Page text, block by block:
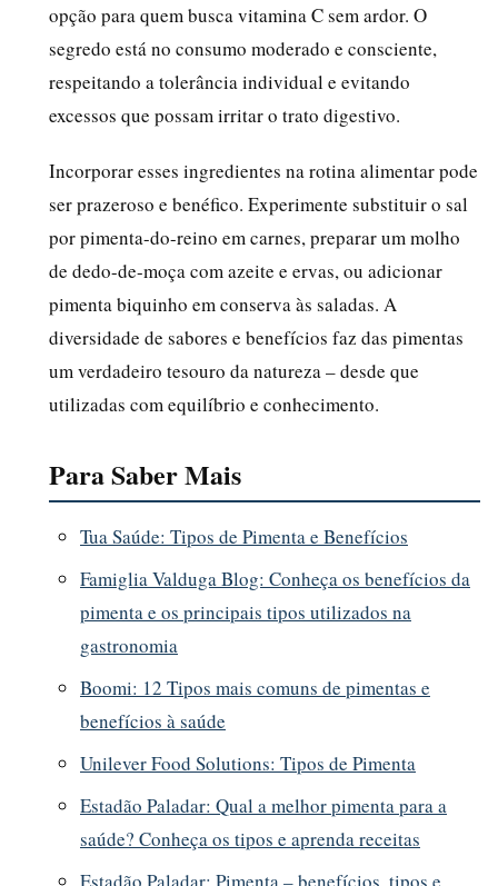
opção para quem busca vitamina C sem ardor. O
segredo está no consumo moderado e consciente,
respeitando a tolerância individual e evitando
excessos que possam irritar o trato digestivo.
Incorporar esses ingredientes na rotina alimentar pode
ser prazeroso e benéfico. Experimente substituir o sal
por pimenta-do-reino em carnes, preparar um molho
de dedo-de-moça com azeite e ervas, ou adicionar
pimenta biquinho em conserva às saladas. A
diversidade de sabores e benefícios faz das pimentas
um verdadeiro tesouro da natureza – desde que
utilizadas com equilíbrio e conhecimento.
Para Saber Mais
Tua Saúde: Tipos de Pimenta e Benefícios
Famiglia Valduga Blog: Conheça os benefícios da
pimenta e os principais tipos utilizados na
gastronomia
Boomi: 12 Tipos mais comuns de pimentas e
benefícios à saúde
Unilever Food Solutions: Tipos de Pimenta
Estadão Paladar: Qual a melhor pimenta para a
saúde? Conheça os tipos e aprenda receitas
Estadão Paladar: Pimenta – benefícios, tipos e